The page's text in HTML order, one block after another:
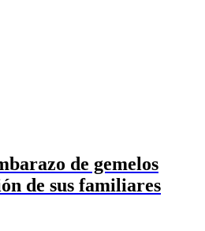
de gemelos
de sus familiares